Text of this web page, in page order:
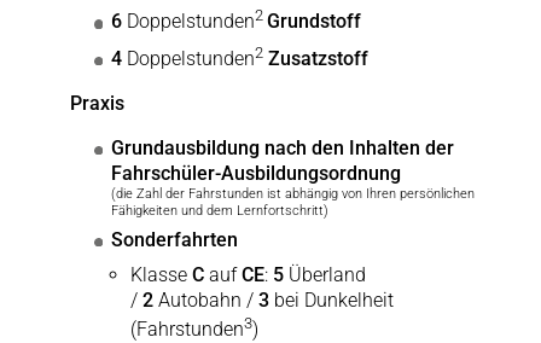
6 Doppelstunden2Grundstoff
4 Doppelstunden2 Zusatzstoff
Praxis
Grundausbildung nach den Inhalten der
Fahrschüler-Ausbildungsordnung
(die Zahl der Fahrstunden ist abhängig von Ihren persönlichen
Fähigkeiten und dem Lernfortschritt)
Sonderfahrten
KlasseC aufCE: 5 Überland
/2 Autobahn /3 bei Dunkelheit
(Fahrstunden3)